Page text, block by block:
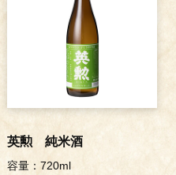
英勲 純米酒
容量：720ml